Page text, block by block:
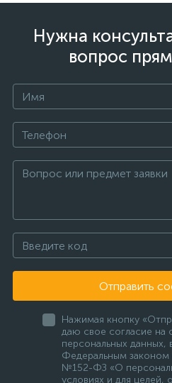
Нужна
вопрос
Отправить
Нажимая кнопку
даю свое согласие на
персональных данных,
Федеральным законом
№152-ФЗ «О
условиях и для целей,